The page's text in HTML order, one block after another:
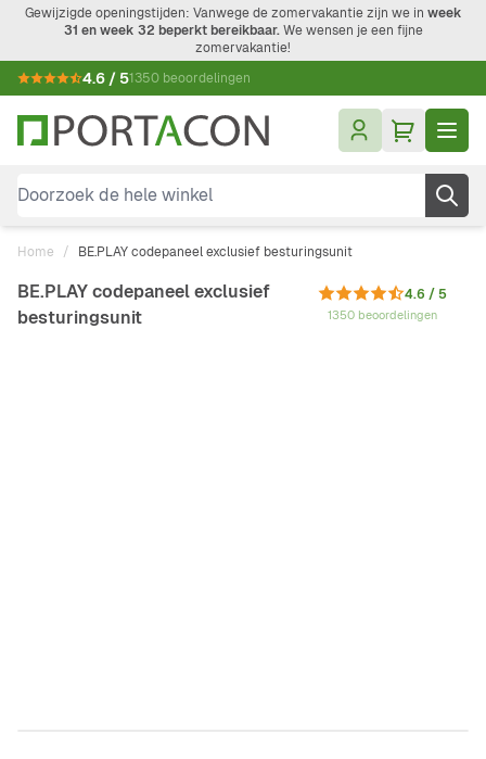
Ga naar de inhoud
Gewijzigde openingstijden: Vanwege de zomervakantie zijn we in week
31 en week 32 beperkt bereikbaar.We wensen je een fijne
zomervakantie!
4.6 / 51350 beoordelingen
Doorzoek de hele winkel
Home / BE.PLAY codepaneel exclusief besturingsunit
BE.PLAY codepaneel exclusief
besturingsunit
4.6 / 5
1350 beoordelingen